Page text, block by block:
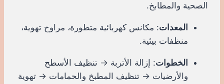
الصحية والمطابخ.
المعدات: مكانس كهربائية متطورة، مراوح تهوية،
منظفات بيئية.
الخطوات: إزالة الأتربة → تنظيف الأسطح
والأرضيات → تنظيف المطبخ والحمامات → تهوية